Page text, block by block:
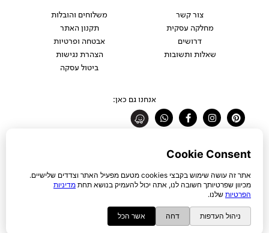
צור קשר
מחלקה עסקית
דרושים
שאלות ותשובות
משלוחים והובלות
תקנון האתר
אבטחה ופרטיות
הצהרת נגישות
ביטול עסקה
אנחנו גם כאן:
Pinterest
Instagram
Facebook-
f
Whatsapp
רוצים להתעדכן לפני כולם?
להצטרפות לניוזלטר